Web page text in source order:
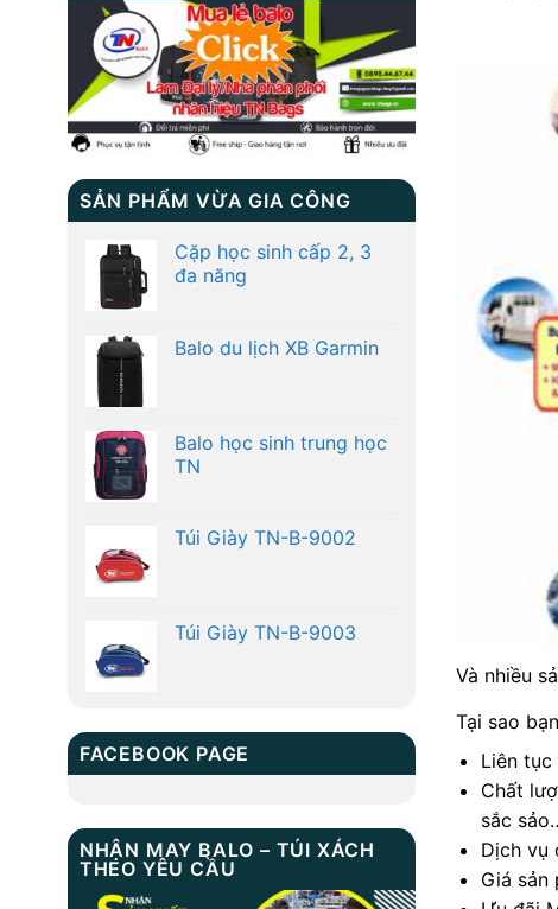
SẢN PHẨM VỪA GIA CÔNG
Cặp học sinh cấp 2, 3
đa năng
Balo du lịch XB Garmin
Balo học sinh trung học
TN
Túi Giày TN-B-9002
Túi Giày TN-B-9003
FACEBOOK PAGE
NHẬN MAY BALO – TÚI XÁCH
THEO YÊU CẦU
Và nhiều
Tại sao
Liên
Chất
sắc
Dịch vụ
Giá sản